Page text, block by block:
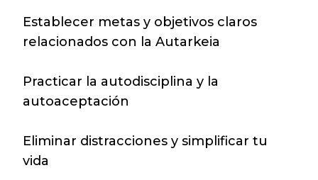
Establecer metas y objetivos claros
relacionados con la Autarkeia
Practicar la autodisciplina y la
autoaceptación
Eliminar distracciones y simplificar tu
vida